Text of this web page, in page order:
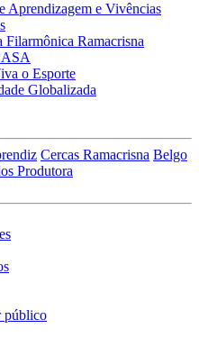
Aprendizagem e Vivências
Filarmônica Ramacrisna
o Esporte
Globalizada
Cercas Ramacrisna Belgo
Produtora
público